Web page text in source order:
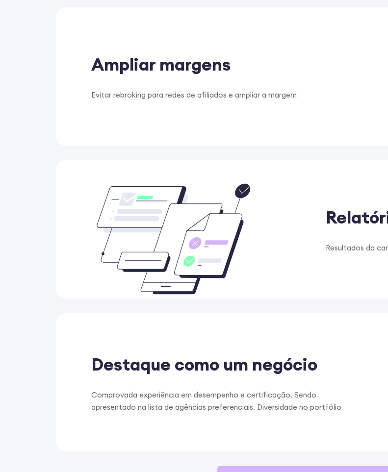
Ampliar margens
Evitar rebroking para redes de afiliados e ampliar a margem
Resultados da
Destaque como um negócio
Comprovada experiência em desempenho e certificação. Sendo
apresentado na lista de agências preferenciais. Diversidade no portfólio